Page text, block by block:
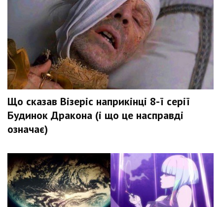
Що сказав Візеріс наприкінці 8-ї серії
Будинок Дракона (і що це насправді
означає)